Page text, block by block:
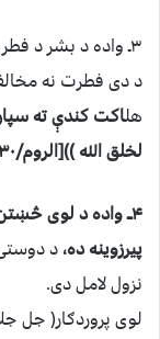
۳ـ واده د بشر د
د دی فطرت نه
هلاکت کندې ته
لخلق الله ))[الروم/۳۰]
۴ــ واده د لوی
پیرزوینه ده،د
نزول لامل دی.
لوی پروردګار( جل